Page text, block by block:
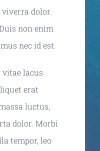
dolor.
non enim
nec id est.
lacus
erat
luctus,
dolor. Morbi
tempor, leo